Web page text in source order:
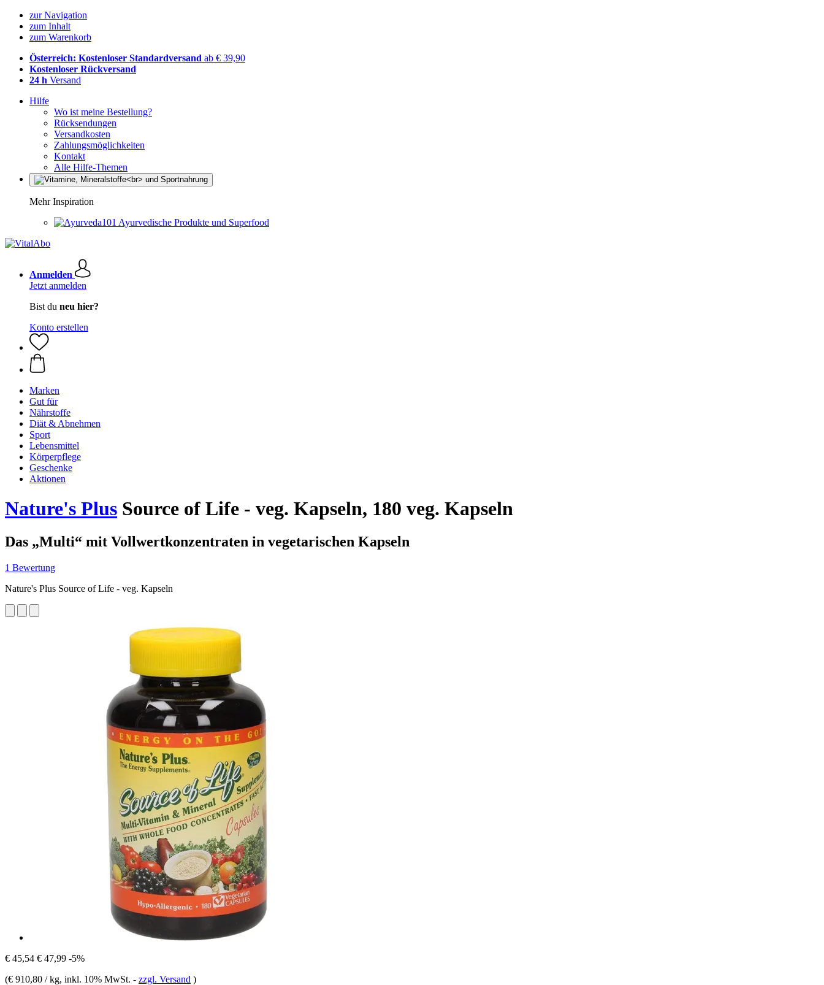
zur Navigation
zum Inhalt
zum Warenkorb
Österreich: Kostenloser Standardversand ab € 39,90
Kostenloser Rückversand
24 h Versand
Hilfe
Wo ist meine Bestellung?
Rücksendungen
Versandkosten
Zahlungsmöglichkeiten
Kontakt
Alle Hilfe-Themen
Mehr Inspiration
Ayurvedische Produkte und Superfood
Anmelden
Jetzt anmelden
Bist du neu hier?
Konto erstellen
Marken
Gut für
Nährstoffe
Diät & Abnehmen
Sport
Lebensmittel
Körperpflege
Geschenke
Aktionen
Nature's Plus Source of Life - veg. Kapseln, 180 veg. Kapseln
Das „Multi“ mit Vollwertkonzentraten in vegetarischen Kapseln
1 Bewertung
Nature's Plus Source of Life - veg. Kapseln
€ 45,54 € 47,99 -5%
(€ 910,80 / kg, inkl. 10% MwSt. - zzgl. Versand )